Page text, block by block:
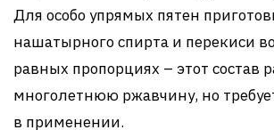
Для особо упрямых пятен
нашатырного спирта и перекиси
равных пропорциях – этот состав
многолетнюю ржавчину, но
в применении.